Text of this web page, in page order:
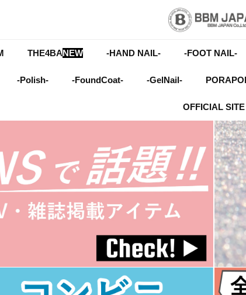
THE4BANEW -HAND NAIL- -FOOT NAIL-
-Polish- -FoundCoat- -GelNail-
OFFICIAL SITE